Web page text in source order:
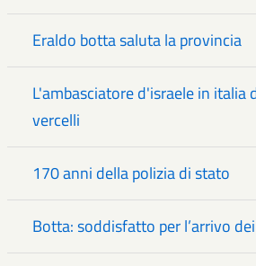
Eraldo botta saluta la provincia
L'ambasciatore d'israele in italia
vercelli
170 anni della polizia di stato
Botta: soddisfatto per l’arrivo